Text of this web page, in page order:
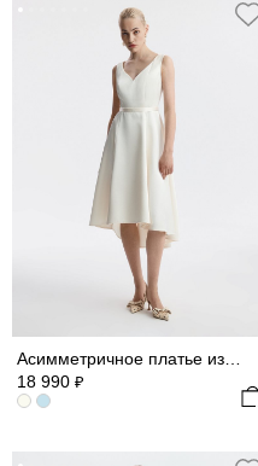
18 990 ₽